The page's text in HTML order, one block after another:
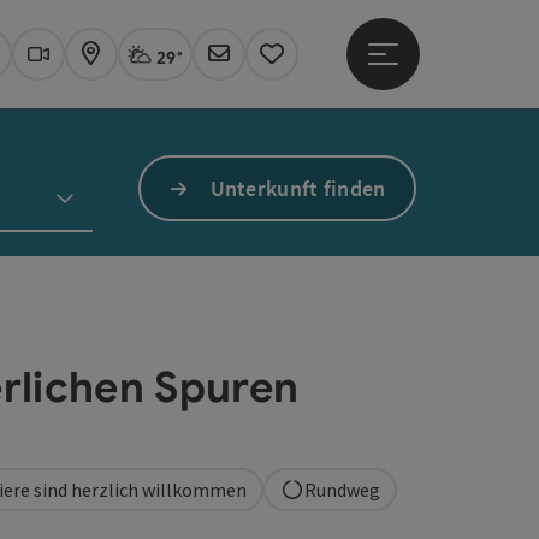
Webcams
KarteAktuelles Wetter Linz, stark bewölkt
29°
Newsletter
Merkzettel
Hauptmenü öffnen
Unterkunft finden
Spuren
sind herzlich willkommen Rundweg